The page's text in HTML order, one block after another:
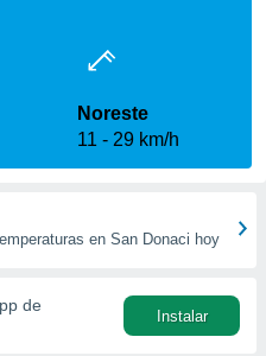
Noreste
11
29 km/h
en San Donaci hoy
de
Instalar